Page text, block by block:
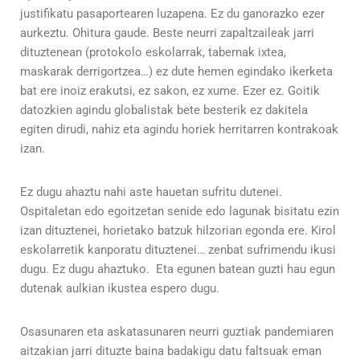
justifikatu pasaportearen luzapena. Ez du ganorazko ezer
aurkeztu. Ohitura gaude. Beste neurri zapaltzaileak jarri
dituztenean (protokolo eskolarrak, tabernak ixtea,
maskarak derrigortzea…) ez dute hemen egindako ikerketa
bat ere inoiz erakutsi, ez sakon, ez xume. Ezer ez. Goitik
datozkien agindu globalistak bete besterik ez dakitela
egiten dirudi, nahiz eta agindu horiek herritarren kontrakoak
izan.
Ez dugu ahaztu nahi aste hauetan sufritu dutenei.
Ospitaletan edo egoitzetan senide edo lagunak bisitatu ezin
izan dituztenei, horietako batzuk hilzorian egonda ere. Kirol
eskolarretik kanporatu dituztenei… zenbat sufrimendu ikusi
dugu. Ez dugu ahaztuko. Eta egunen batean guzti hau egun
dutenak aulkian ikustea espero dugu.
Osasunaren eta askatasunaren neurri guztiak pandemiaren
aitzakian jarri dituzte baina badakigu datu faltsuak eman